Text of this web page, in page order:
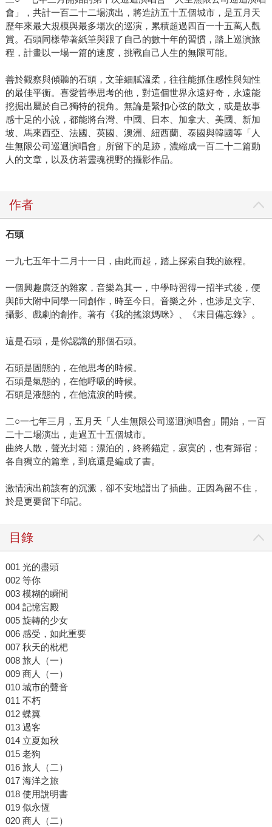
會」，共計一百二十二場演出，將造訪五十五個城市，是五月天
歷年來最大規模與最多場次的巡演，累積超過四百一十五萬人觀
賞。石頭同樣帶著紙筆與跟了自己的數十年的習慣，踏上巡演旅
程，計畫以一場一篇的速度，挑戰自己人生的無限可能。
善於觀察與傾聽的石頭，文筆細膩溫柔，往往能抓住感性與知性
的最佳平衡。喜愛哲學思考的他，對這個世界永遠好奇，永遠能
挖掘出屬於自己獨特的視角。無論是緊扣心弦的散文，或是故事
感十足的小說，都能將台灣、中國、日本、加拿大、美國、新加
坡、馬來西亞、法國、英國、澳洲、紐西蘭、泰國與韓國等「人
生無限公司巡迴演唱會」所留下的足跡，濃縮成一百二十二篇動
人的文章，以及仿若靈魂視野的攝影作品。
作者
石頭
一九七五年十二月十一日，由此而起，踏上探索自我的旅程。
一個興趣廣泛的雜家，音樂為其一，中學時習得一招半式後，便
與師大附中同學一同創作，時至今日。音樂之外，也涉足文字、
攝影、戲劇的創作。著有《我的搖滾媽咪》、《末日備忘錄》。
這是石頭，是你認識的那個石頭。
石頭是固態的，在他思考的時候。
石頭是氣態的，在他呼吸的時候。
石頭是液態的，在他流淚的時候。
二○一七年三月，五月天「人生無限公司巡迴演唱會」開始，一百
二十二場演出，走過五十五個城市。
曲終人散，聲光封箱；漂泊的，終將錨定，寂寞的，也有歸宿；
各自獨立的篇章，到底還是編成了書。
激情演出前該有的沉澱，卻不安地譜出了插曲。正因為留不住，
於是更要留下印記。
目錄
001 光的盡頭
002 等你
003 模糊的瞬間
004 記憶宮殿
005 旋轉的少女
006 感受，如此重要
007 秋天的枇杷
008 旅人（一）
009 商人（一）
010 城市的聲音
011 不朽
012 蝶翼
013 過客
014 立夏如秋
015 老狗
016 旅人（二）
017 海洋之旅
018 使用說明書
019 似永恆
020 商人（二）